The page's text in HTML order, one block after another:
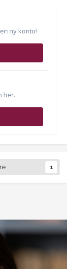
ny konto!
her.
1